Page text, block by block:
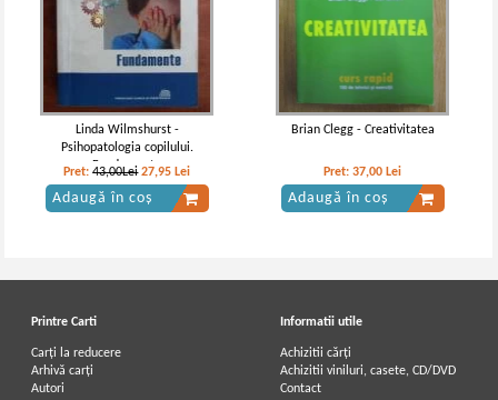
Linda Wilmshurst -
Psihopatologia copilului.
Fundamente
Pret:43,00Lei 27,95 Lei
Adaugă în coș
Brian Clegg - Creativitatea
Pret:37,00 Lei
Adaugă în coș
Printre Carti
Carți la reducere
Arhivă carți
Autori
Informatii utile
Achizitii cărți
Achizitii viniluri, casete, CD/DVD
Contact